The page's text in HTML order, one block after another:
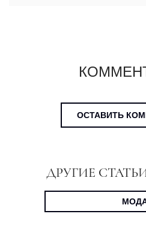
ОСТАВИТЬ
ДРУГИЕ